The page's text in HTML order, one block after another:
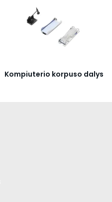
Kompiuterio korpuso dalys